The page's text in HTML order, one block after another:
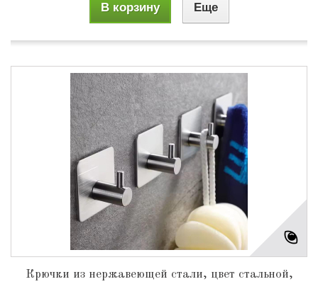
В корзину Еще
Крючки из нержавеющей стали, цвет стальной,